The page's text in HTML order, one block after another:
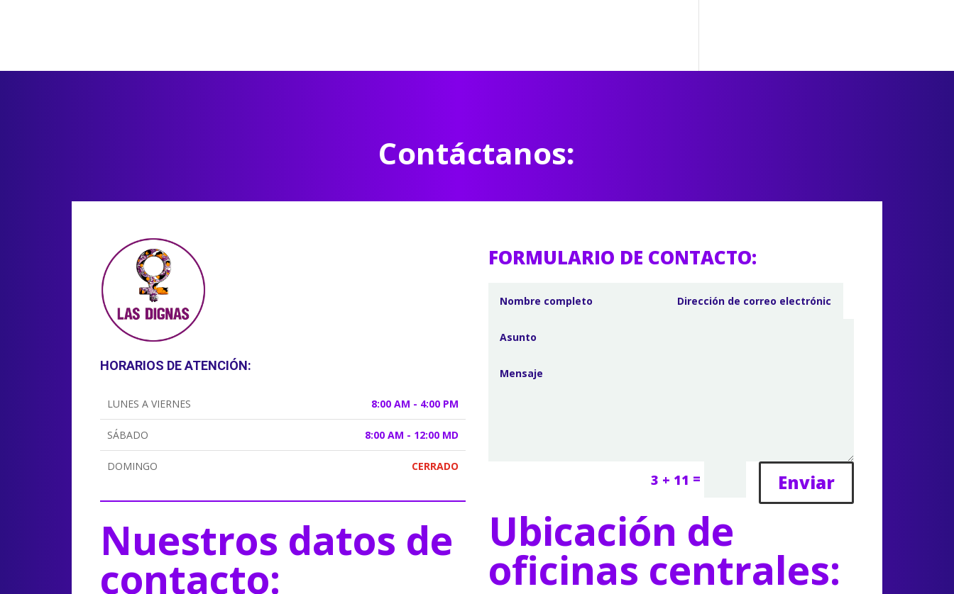
Contáctanos:
HORARIOS DE ATENCIÓN:
LUNES A VIERNES 8:00 AM - 4:00 PM
SÁBADO 8:00 AM - 12:00 MD
DOMINGO CERRADO
Nuestros datos de
contacto:
FORMULARIO DE CONTACTO:
3 + 11 = Enviar
Ubicación de
oficinas centrales: